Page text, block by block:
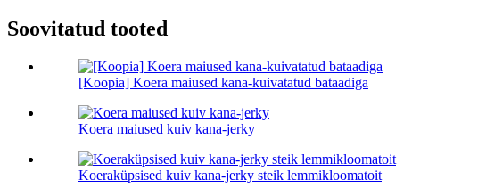
Soovitatud tooted
[Koopia] Koera maiused kana-kuivatatud bataadiga
Koera maiused kuiv kana-jerky
Koeraküpsised kuiv kana-jerky steik lemmikloomatoit